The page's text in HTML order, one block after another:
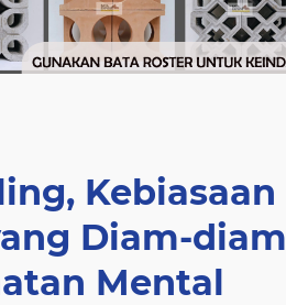
Kebiasaan
Diam-diam
Mental